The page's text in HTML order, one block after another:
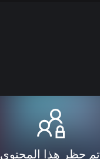
تم حظر هذا المحتوى